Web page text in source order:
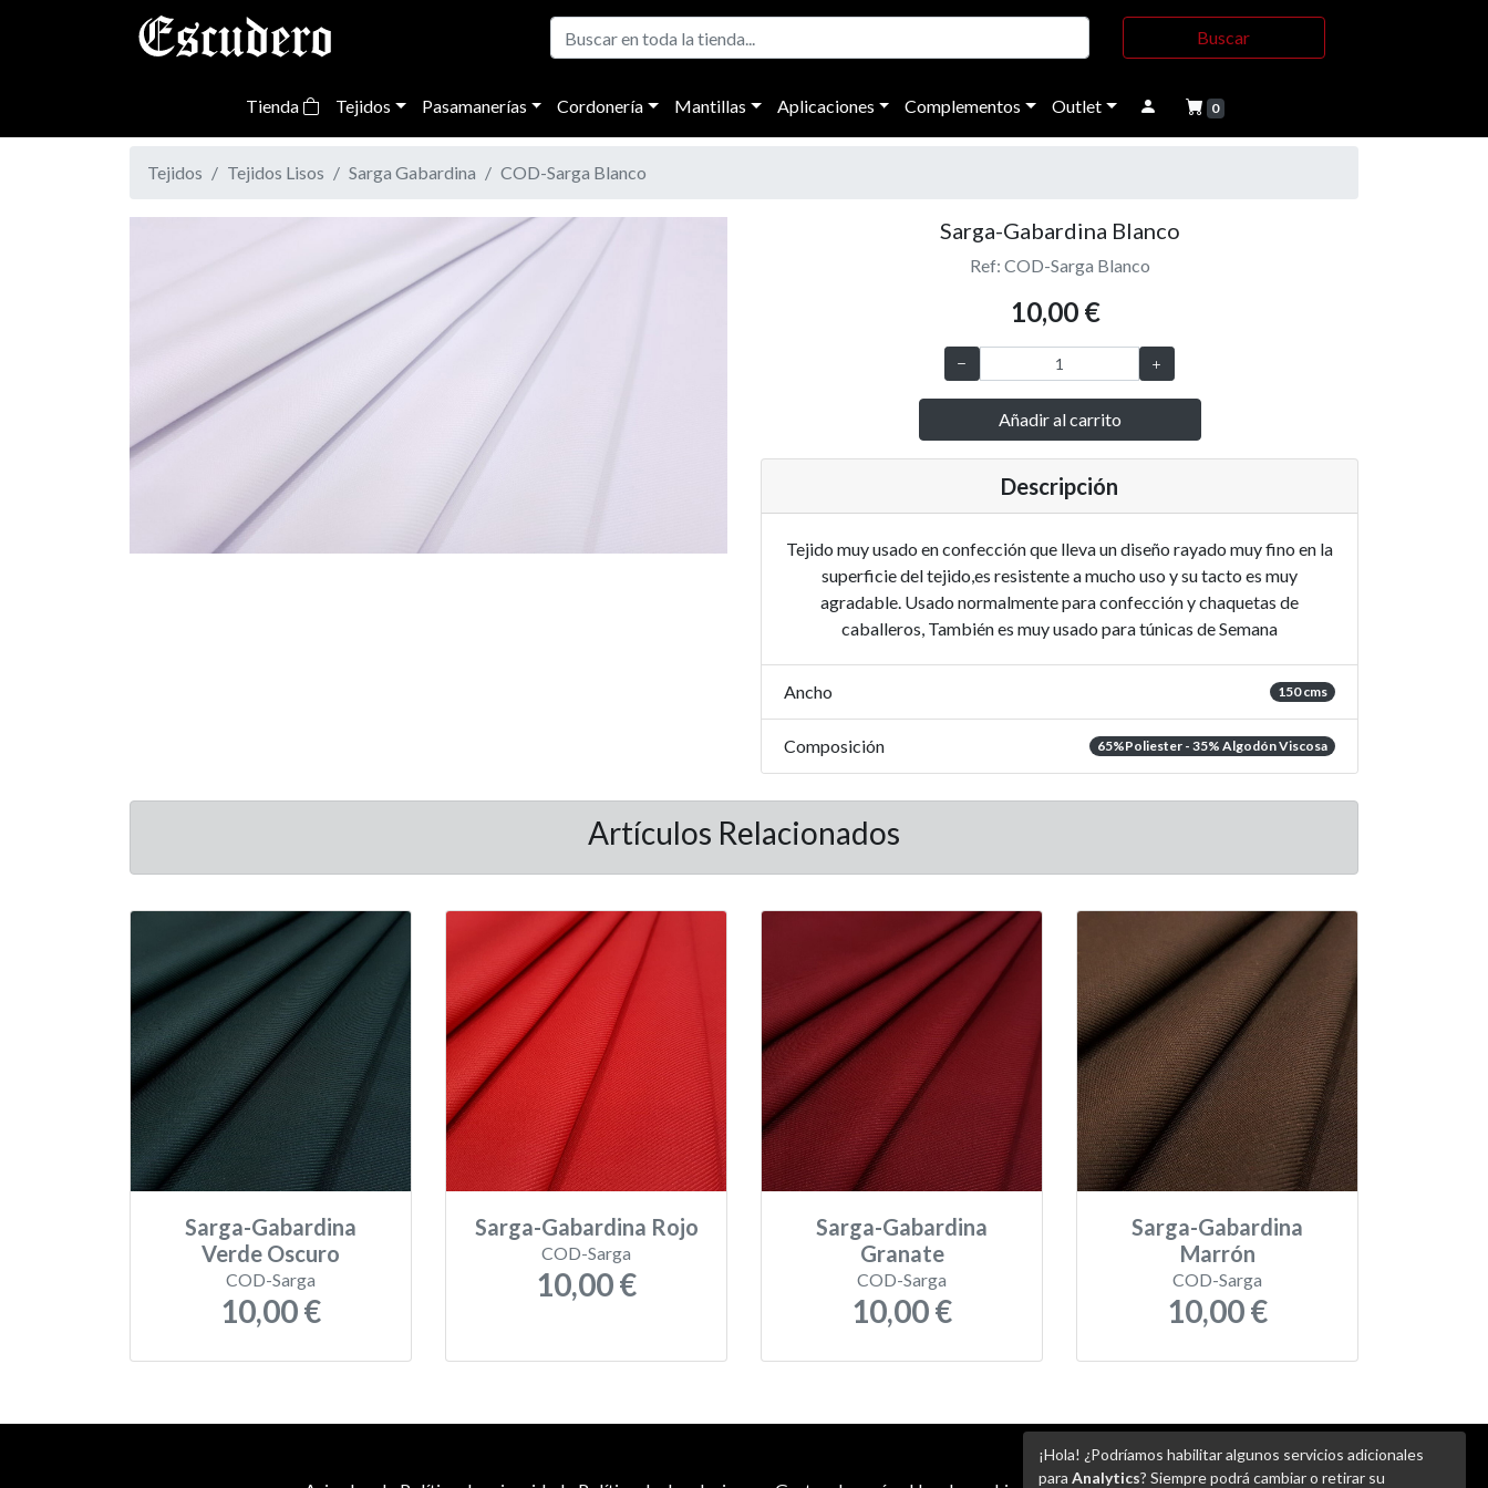
Buscar
Tienda Tejidos Pasamanerías Cordonería Mantillas Aplicaciones Complementos Outlet 0
Tejidos Tejidos Lisos Sarga Gabardina COD-Sarga Blanco
Sarga-Gabardina Blanco
Ref: COD-Sarga Blanco
10,00 €
Añadir al carrito
Descripción
Tejido muy usado en confección que lleva un diseño rayado muy fino en la
superficie del tejido,es resistente a mucho uso y su tacto es muy
agradable. Usado normalmente para confección y chaquetas de
caballeros, También es muy usado para túnicas de Semana
Ancho 150 cms
Composición 65%Poliester - 35% Algodón Viscosa
Artículos Relacionados
Sarga-Gabardina
Verde Oscuro
COD-Sarga
10,00 €
Sarga-Gabardina Rojo
COD-Sarga
10,00 €
Sarga-Gabardina
Granate
COD-Sarga
10,00 €
Sarga-Gabardina
Marrón
COD-Sarga
10,00 €
¡Hola! ¿Podríamos habilitar algunos servicios adicionales
para Analytics? Siempre podrá cambiar o retirar su